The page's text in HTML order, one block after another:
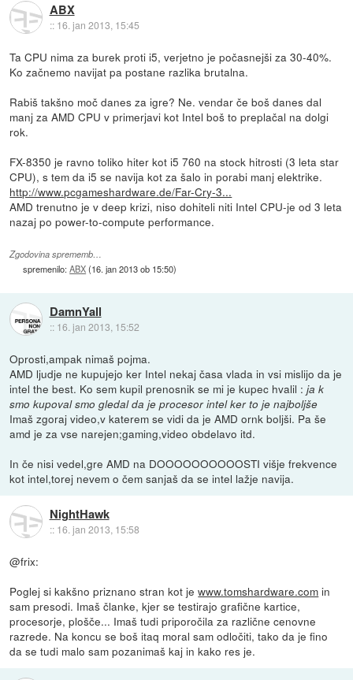
ABX
:: 16. jan 2013, 15:45
Ta CPU nima za burek proti i5, verjetno je počasnejši za 30-40%.
Ko začnemo navijat pa postane razlika brutalna.
Rabiš takšno moč danes za igre? Ne. vendar če boš danes dal
manj za AMD CPU v primerjavi kot Intel boš to preplačal na dolgi
rok.
FX-8350 je ravno toliko hiter kot i5 760 na stock hitrosti (3 leta star
CPU), s tem da i5 se navija kot za šalo in porabi manj elektrike.
http://www.pcgameshardware.de/Far-Cry-3...
AMD trenutno je v deep krizi, niso dohiteli niti Intel CPU-je od 3 leta
nazaj po power-to-compute performance.
Zgodovina sprememb…
spremenilo:ABX(16. jan 2013 ob 15:50)
DamnYall
:: 16. jan 2013, 15:52
Oprosti,ampak nimaš pojma.
AMD ljudje ne kupujejo ker Intel nekaj časa vlada in vsi mislijo da je
intel the best. Ko sem kupil prenosnik se mi je kupec hvalil :ja k
smo kupoval smo gledal da je procesor intel ker to je najboljše
Imaš zgoraj video,v katerem se vidi da je AMD ornk boljši. Pa še
amd je za vse narejen;gaming,video obdelavo itd.
In če nisi vedel,gre AMD na DOOOOOOOOOOSTI višje frekvence
kot intel,torej nevem o čem sanjaš da se intel lažje navija.
NightHawk
:: 16. jan 2013, 15:58
@frix:
Poglej si kakšno priznano stran kot jewww.tomshardware.com in
sam presodi. Imaš članke, kjer se testirajo grafične kartice,
procesorje, plošče... Imaš tudi priporočila za različne cenovne
razrede. Na koncu se boš itaq moral sam odločiti, tako da je fino
da se tudi malo sam pozanimaš kaj in kako res je.